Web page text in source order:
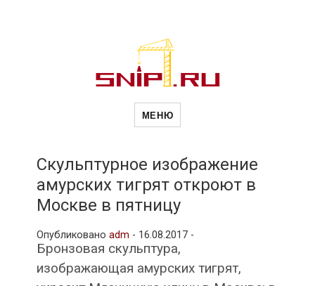
Новости
и
другие связанные со стройкой
рубрики
МЕНЮ
Скульптурное изображение
амурских тигрят откроют в
Москве в пятницу
Опубликовано adm - 16.08.2017 -
Бронзовая скульптура,
изображающая амурских тигрят,